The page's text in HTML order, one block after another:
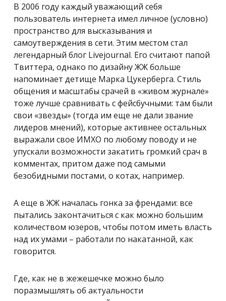
В 2006 году каждый уважающий себя
пользователь интернета имел личное (условно)
пространство для высказывания и
самоутверждения в сети. Этим местом стал
легендарный блог Livejournal. Его считают папой
Твиттера, однако по дизайну ЖЖ больше
напоминает детище Марка Цукерберга. Стиль
общения и масштабы срачей в «живом журнале»
тоже лучше сравнивать с фейсбучными: там были
свои «звезды» (тогда им еще не дали звание
лидеров мнений), которые активнее остальных
выражали свое ИМХО по любому поводу и не
упускали возможности закатить громкий срач в
комментах, притом даже под самыми
безобидными постами, о котах, например.
А еще в ЖЖ началась гонка за френдами: все
пытались законтачиться с как можно большим
количеством юзеров, чтобы потом иметь власть
над их умами – работали по накатанной, как
говорится.
Где, как не в жежешечке можно было
поразмышлять об актуальности